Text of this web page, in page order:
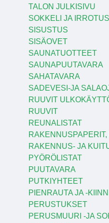
TALON JULKISIVU
SOKKELI JA
SISUSTUS
SISÄOVET
SAUNATUOTTEET
SAUNAPUUTAVARA
SAHATAVARA
SADEVESI-JA
RUUVIT
RUUVIT
REUNALISTAT
RAKENNUS- JA
PYÖRÖLISTAT
PUUTAVARA
PUTKIYHTEET
PIENRAUTA JA -
PERUSTUKSET
PERUSMUURI -JA